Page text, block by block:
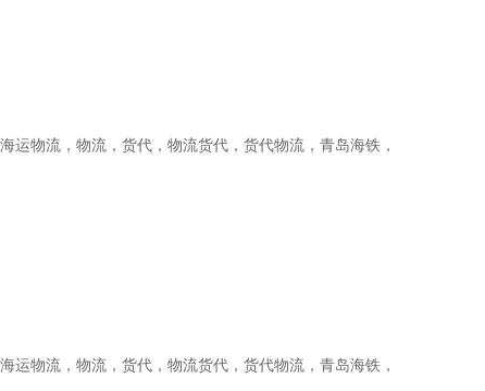
物流，物流，货代，物流货代，货代物流，青岛海铁，
物流，物流，货代，物流货代，货代物流，青岛海铁，